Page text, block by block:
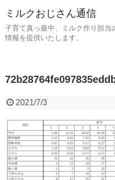
ミルクおじさん通信
子育て真っ最中、ミルク作り担当
情報を提供いたします。
2021/7/3